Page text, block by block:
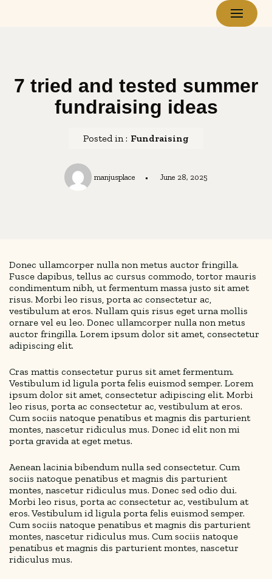
7 tried and tested summer
fundraising ideas
Posted in : Fundraising
manjusplace June 28, 2025
Donec ullamcorper nulla non metus auctor fringilla.
Fusce dapibus, tellus ac cursus commodo, tortor mauris
condimentum nibh, ut fermentum massa justo sit amet
risus. Morbi leo risus, porta ac consectetur ac,
vestibulum at eros. Nullam quis risus eget urna mollis
ornare vel eu leo. Donec ullamcorper nulla non metus
auctor fringilla. Lorem ipsum dolor sit amet, consectetur
adipiscing elit.
Cras mattis consectetur purus sit amet fermentum.
Vestibulum id ligula porta felis euismod semper. Lorem
ipsum dolor sit amet, consectetur adipiscing elit. Morbi
leo risus, porta ac consectetur ac, vestibulum at eros.
Cum sociis natoque penatibus et magnis dis parturient
montes, nascetur ridiculus mus. Donec id elit non mi
porta gravida at eget metus.
Aenean lacinia bibendum nulla sed consectetur. Cum
sociis natoque penatibus et magnis dis parturient
montes, nascetur ridiculus mus. Donec sed odio dui.
Morbi leo risus, porta ac consectetur ac, vestibulum at
eros. Vestibulum id ligula porta felis euismod semper.
Cum sociis natoque penatibus et magnis dis parturient
montes, nascetur ridiculus mus. Cum sociis natoque
penatibus et magnis dis parturient montes, nascetur
ridiculus mus.